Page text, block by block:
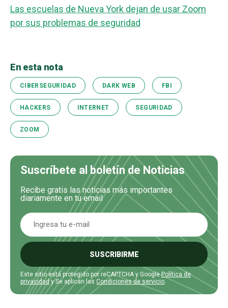
Las escuelas de Nueva York dejan de usar Zoom
por sus problemas de seguridad
En esta nota
CIBERSEGURIDAD DARK WEB FBI
HACKERS INTERNET SEGURIDAD
ZOOM
Suscríbete al boletín de Noticias
Recibe gratis las noticias más importantes
diariamente en tu email
SUSCRIBIRME
Este sitio está protegido por reCAPTCHA y GooglePolítica de
privacidady Se aplican las Condiciones de servicio.